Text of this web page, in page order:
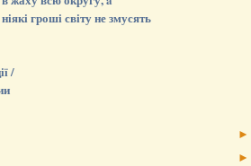
гроші світу не змусять
/
►
►